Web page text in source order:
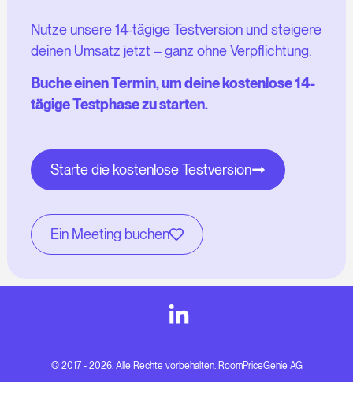
Nutze unsere 14-tägige Testversion und steigere
deinen Umsatz jetzt – ganz ohne Verpflichtung.
Buche einen Termin, um deine kostenlose 14-
tägige Testphase zu starten.
Starte die kostenlose Testversion
Ein Meeting buchen
© 2017 - 2026. Alle Rechte vorbehalten. RoomPriceGenie AG